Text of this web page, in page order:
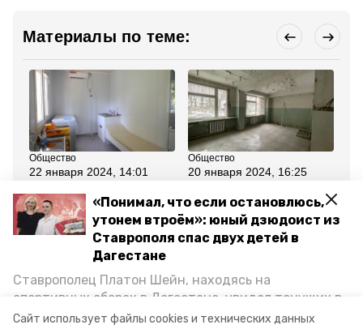
Сайт использует файлы cookies и технических данных
«Понимал, что если остановлюсь,
утонем втроём»: юный дзюдоист из
Ставрополя спас двух детей в
Дагестане
Ставрополец Платон Шейн, находясь на
спортивных сборах в Дегестане, увидел тонущих в
Каспийском море детей и бросился на помощь. По
Материалы по теме:
Общество
22 января 2024, 14:01
амбулатории начнут
строить на Ставрополье
в 2024 году
Общество
20 января 2024, 16:25
поликлиники стартовал
в Ессентуках
Все новости